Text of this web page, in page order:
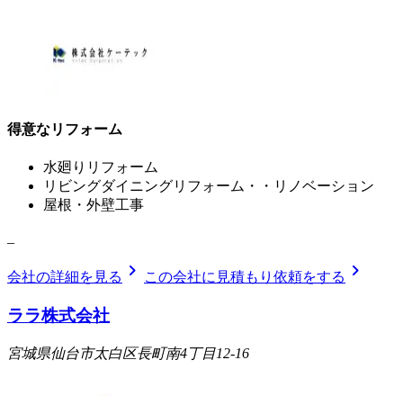
得意なリフォーム
水廻りリフォーム
リビングダイニングリフォーム・・リノベーション
屋根・外壁工事
会社の詳細を見る chevron_right この会社に見積もり依頼をする chevron_right
ララ株式会社
宮城県仙台市太白区長町南4丁目12-16